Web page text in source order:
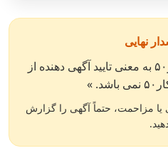
نهایی
« انتشار آگهی در سایت کار۵۰ به معنی تایید آگهی دهنده از
»
یا مزاحمت، حتماً آگهی را گزارش